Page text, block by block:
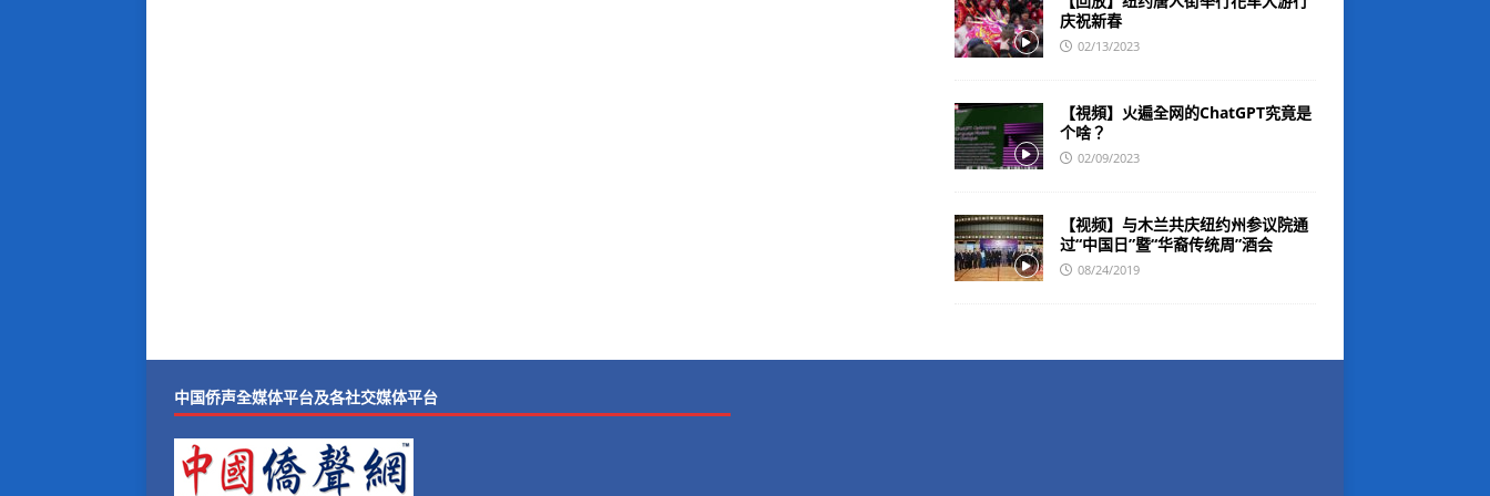
庆祝新春
02/13/2023
【視頻】火遍全网的ChatGPT究竟是
个啥？
02/09/2023
【视频】与木兰共庆纽约州参议院通
过“中国日”暨“华裔传统周”酒会
08/24/2019
中国侨声全媒体平台及各社交媒体平台